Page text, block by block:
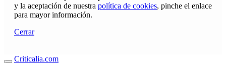
y la aceptación de nuestra política de cookies, pinche el enlace
para mayor información.
Cerrar
Criticalia.com